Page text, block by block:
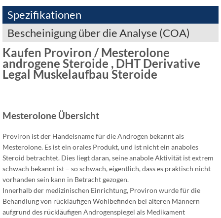
Spezifikationen
Bescheinigung über die Analyse (COA)
Kaufen Proviron / Mesterolone
androgene Steroide , DHT Derivative
Legal Muskelaufbau Steroide
Mesterolone Übersicht
Proviron ist der Handelsname für die Androgen bekannt als
Mesterolone. Es ist ein orales Produkt, und ist nicht ein anaboles
Steroid betrachtet. Dies liegt daran, seine anabole Aktivität ist extrem
schwach bekannt ist – so schwach, eigentlich, dass es praktisch nicht
vorhanden sein kann in Betracht gezogen.
Innerhalb der medizinischen Einrichtung, Proviron wurde für die
Behandlung von rückläufigen Wohlbefinden bei älteren Männern
aufgrund des rückläufigen Androgenspiegel als Medikament